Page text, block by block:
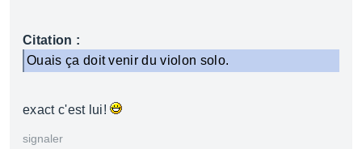
Citation :
Ouais ça doit venir du violon solo.
exact c'est lui!
signaler